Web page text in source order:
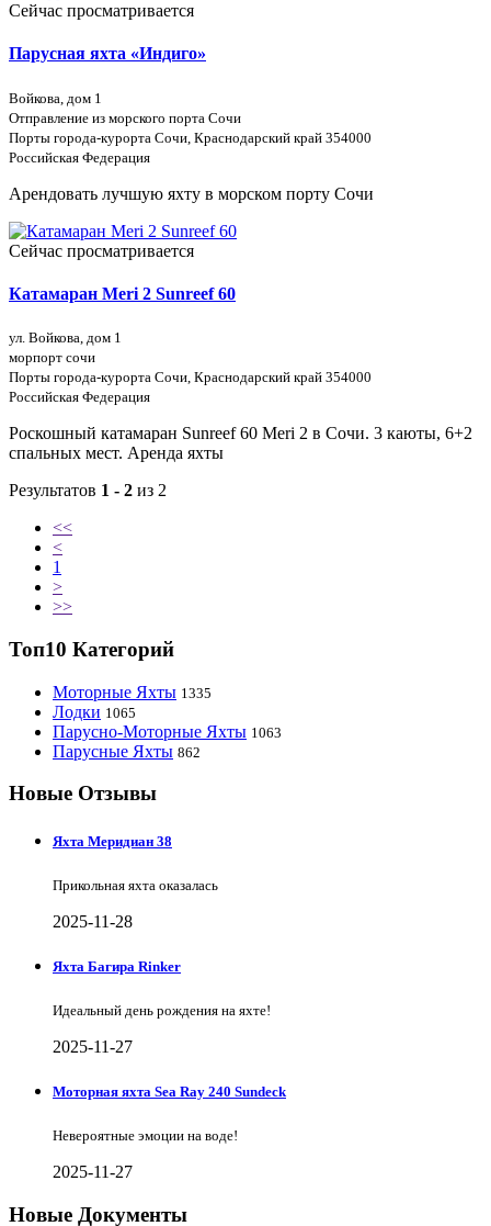
Сейчас просматривается
Парусная яхта «Индиго»
Войкова, дом 1
Отправление из морского порта Сочи
Порты города-курорта Сочи, Краснодарский край 354000
Российская Федерация
Арендовать лучшую яхту в морском порту Сочи
Сейчас просматривается
Катамаран Meri 2 Sunreef 60
ул. Войкова, дом 1
морпорт сочи
Порты города-курорта Сочи, Краснодарский край 354000
Российская Федерация
Роскошный катамаран Sunreef 60 Meri 2 в Сочи. 3 каюты, 6+2
спальных мест. Аренда яхты
Результатов 1 - 2 из 2
<<
<
1
>
>>
Топ10 Категорий
Моторные Яхты 1335
Лодки 1065
Парусно-Моторные Яхты 1063
Парусные Яхты 862
Новые Отзывы
Яхта Меридиан 38
Прикольная яхта оказалась
2025-11-28
Яхта Багира Rinker
Идеальный день рождения на яхте!
2025-11-27
Моторная яхта Sea Ray 240 Sundeck
Невероятные эмоции на воде!
2025-11-27
Новые Документы